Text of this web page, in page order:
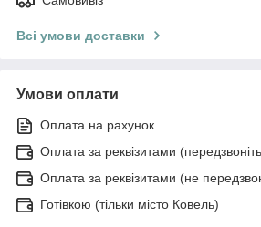
Всі умови доставки
Умови оплати
Оплата на рахунок
Оплата за реквізитами
Оплата за реквізитами (не
Готівкою (тільки місто Ковель)